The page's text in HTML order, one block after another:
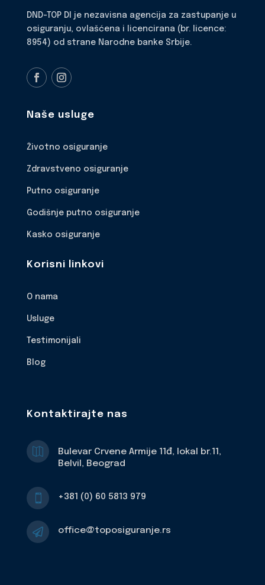
DND-TOP DI je nezavisna agencija za zastupanje u
osiguranju, ovlašćena i licencirana (br. licence:
8954) od strane Narodne banke Srbije.
Naše usluge
Životno osiguranje
Zdravstveno osiguranje
Putno osiguranje
Godišnje putno osiguranje
Kasko osiguranje
Korisni linkovi
O nama
Usluge
Testimonijali
Blog
Kontaktirajte nas

Bulevar Crvene Armije 11đ, lokal br.11,
Belvil, Beograd
 +381 (0) 60 5813 979
 office@toposiguranje.rs